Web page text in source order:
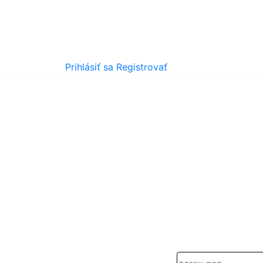
Prihlásiť sa Registrovať